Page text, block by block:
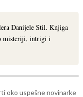
Danijele Stil. Knjiga
misteriji, intrigi i
oko uspešne novinarke